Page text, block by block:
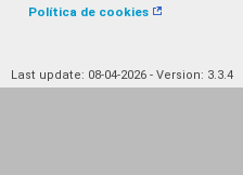
Política de cookies
Last update: 08-04-2026 - Version: 3.3.4